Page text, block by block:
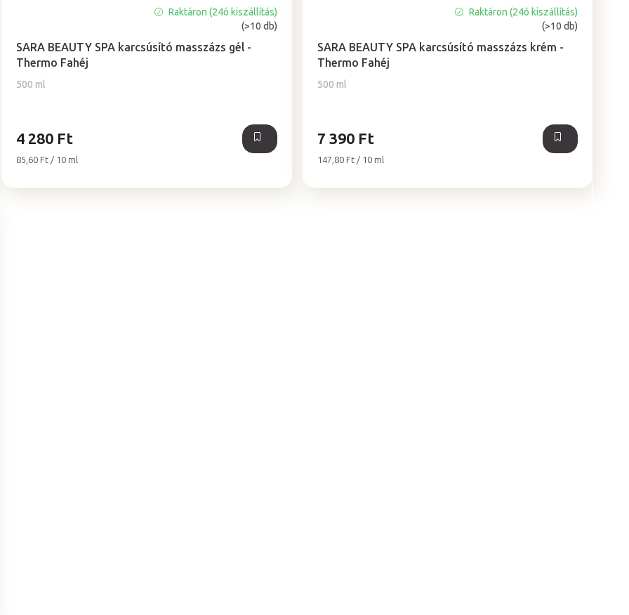
SARA BEAUTY SPA karcsúsító masszázs gél -
Thermo Fahéj
500 ml
átlagos
értékelése
ből
Raktáron (24ó kiszállítás)
(>10 db)
4 280 Ft
Egységár:
85,60 Ft / 10 ml
SARA BEAUTY SPA karcsúsító masszázs krém -
Thermo Fahéj
500 ml
átlagos
értékelése
ből
Raktáron (24ó kiszállítás)
(>10 db)
7 390 Ft
Egységár:
147,80 Ft / 10 ml